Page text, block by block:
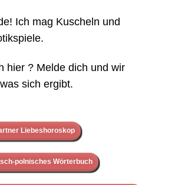
Ich mag Kuscheln und
hier ? Melde dich und wir
sich ergibt.
Liebeshoroskop
polnisches Wörterbuch